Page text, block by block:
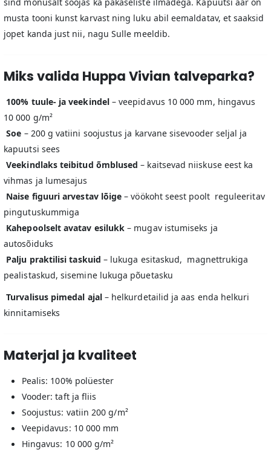
sind mõnusalt soojas ka pakaseliste ilmadega. Kapuutsi äär on
musta tooni kunst karvast ning luku abil eemaldatav, et saaksid
jopet kanda just nii, nagu Sulle meeldib.
Miks valida Huppa Vivian talveparka?
100% tuule- ja veekindel– veepidavus 10 000 mm, hingavus
10 000 g/m²
Soe – 200 g vatiini soojustus ja karvane sisevooder seljal ja
kapuutsi sees
Veekindlaks teibitud õmblused – kaitsevad niiskuse eest ka
vihmas ja lumesajus
Naise figuuri arvestav lõige – vöökoht seest poolt reguleeritav
pingutuskummiga
Kahepoolselt avatav esilukk – mugav istumiseks ja
autosõiduks
Palju praktilisi taskuid – lukuga esitaskud, magnettrukiga
pealistaskud, sisemine lukuga põuetasku
Turvalisus pimedal ajal– helkurdetailid ja aas enda helkuri
kinnitamiseks
Materjal ja kvaliteet
Pealis: 100% polüester
Vooder: taft ja fliis
Soojustus: vatiin 200 g/m²
Veepidavus: 10 000 mm
Hingavus: 10 000 g/m²